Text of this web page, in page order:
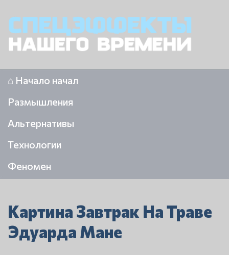
⌂ Начало начал
Размышления
Альтернативы
Технологии
Феномен
Картина Завтрак На Траве
Эдуарда Мане